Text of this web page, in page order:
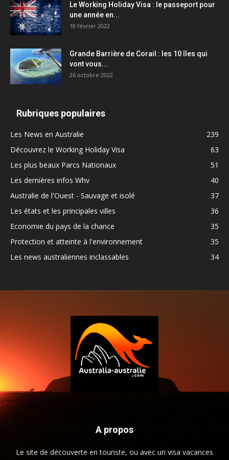
Le Working Holiday Visa : le passeport pour
une année en...
18 février 2022
Grande Barrière de Corail : les 10 îles qui
vont vous...
26 octobre 2022
Rubriques populaires
Les News en Australie
239
Découvrez le Working Holiday Visa
63
Les plus beaux Parcs Nationaux
51
Les dernières infos Whv
40
Australie de l'Ouest - Sauvage et isolé
37
Les états et les principales villes
36
Economie du pays de la chance
35
Protection et atteinte à l'environnement
35
Les news australiennes inclassables
34
A propos
Le site de découverte en touriste, ou avec un visa vacances